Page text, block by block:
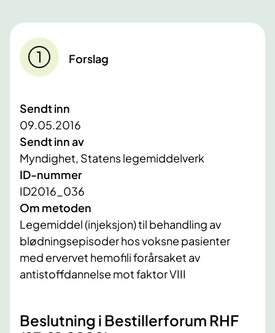
Forslag
Sendt inn
09.05.2016
Sendt inn av
Myndighet, Statens legemiddelverk
ID-nummer
ID2016_036
Om metoden
Legemiddel (injeksjon) til behandling av
blødningsepisoder hos voksne pasienter
med ervervet hemofili forårsaket av
antistoffdannelse mot faktor VIII
Beslutning i Bestillerforum RHF